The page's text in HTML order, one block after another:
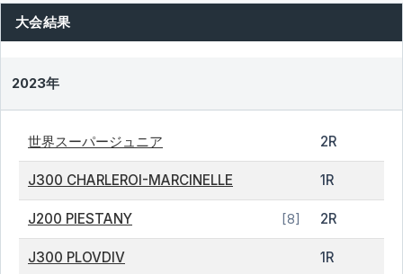
大会結果
2023年
世界スーパージュニア 2R
J300 CHARLEROI-MARCINELLE 1R
J200 PIESTANY [8] 2R
J300 PLOVDIV 1R